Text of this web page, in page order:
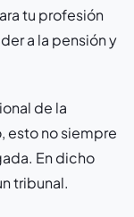
tu profesión
a la pensión y
de la
esto no siempre
En dicho
tribunal.